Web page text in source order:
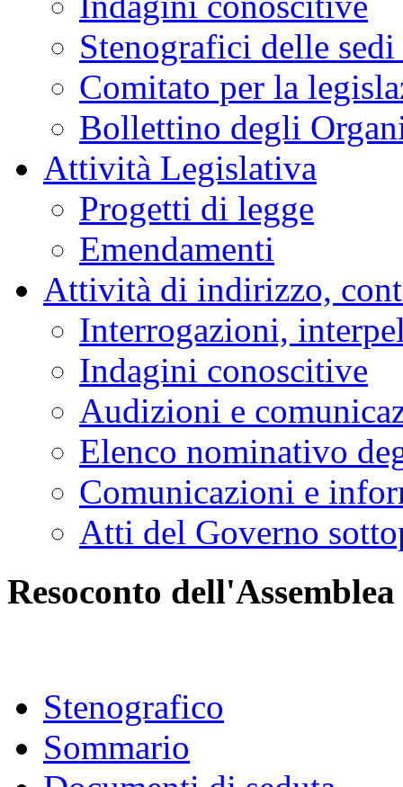
Stenografici delle
Comitato per la
Bollettino degli
Attività Legislativa
Progetti di legge
Emendamenti
Attività di indirizzo,
Interrogazioni,
Indagini conoscitive
Audizioni e
Elenco nominativo
Comunicazioni e
Atti del Governo
Resoconto dell'Assemblea
Stenografico
Sommario